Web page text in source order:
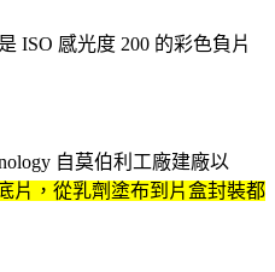
ISO 感光度 200 的彩色負片
自莫伯利工廠建廠以
片，從乳劑塗布到片盒封裝都